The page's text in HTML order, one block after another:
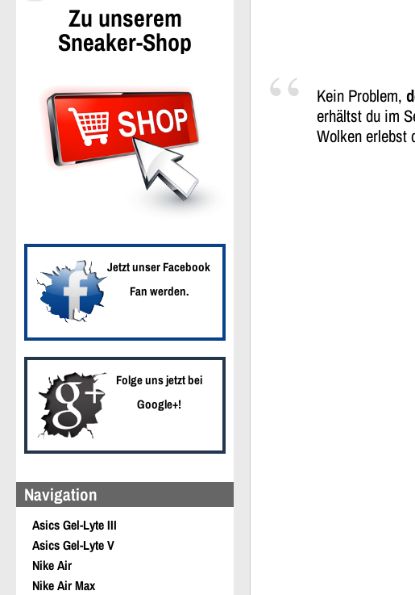
Zu unserem
Sneaker-Shop
Jetzt unser Facebook
Fan werden.
Folge uns jetzt bei
Google+!
Navigation
Asics Gel-Lyte III
Asics Gel-Lyte V
Nike Air
Nike Air Max
Kein Problem,
erhältst du im
Wolken erlebst